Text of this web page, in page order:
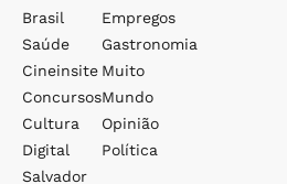
Brasil
Saúde
Cineinsite
Concursos
Cultura
Digital
Salvador
Empregos
Gastronomia
Muito
Mundo
Opinião
Política